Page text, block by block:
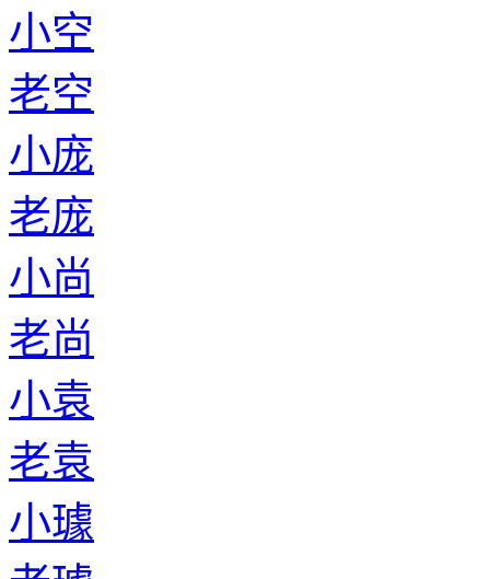
小空
老空
小庞
老庞
小尚
老尚
小袁
老袁
小璩